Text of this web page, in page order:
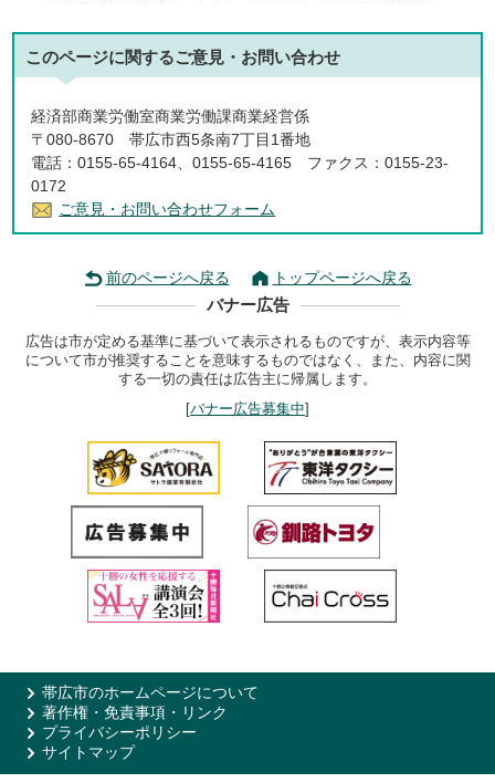
このページに関するご意見・お問い合わせ
経済部商業労働室商業労働課商業経営係
〒080-8670 帯広市西5条南7丁目1番地
電話：0155-65-4164、0155-65-4165 ファクス：0155-23-
0172
ご意見・お問い合わせフォーム
前のページへ戻る トップページへ戻る
バナー広告
広告は市が定める基準に基づいて表示されるものですが、表示内容等
について市が推奨することを意味するものではなく、また、内容に関
する一切の責任は広告主に帰属します。
[バナー広告募集中]
帯広市のホームページについて
著作権・免責事項・リンク
プライバシーポリシー
サイトマップ